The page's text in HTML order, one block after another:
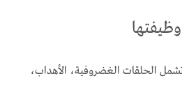
الحلقات الغضروفية، الأهداب،